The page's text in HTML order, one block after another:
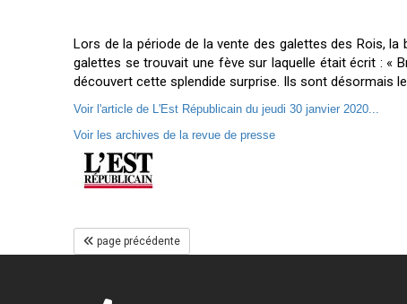
Lors de la période de la vente des galettes des Rois,
galettes se trouvait une fève sur laquelle était écrit : «
découvert cette splendide surprise. Ils sont désormais
Voir l'article de L'Est Républicain du jeudi 30 janvier 2020...
Voir les archives de la revue de presse
page précédente